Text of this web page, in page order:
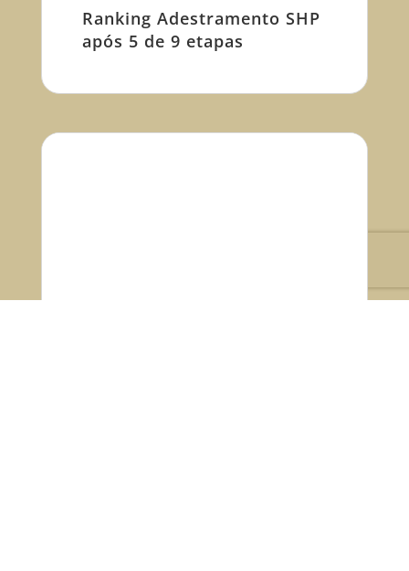
Ranking Adestramento SHP
após 5 de 9 etapas